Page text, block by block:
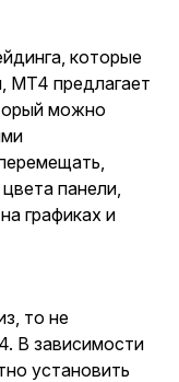
которые
MT4 предлагает
можно
панели,
графиках и
то не
В зависимости
установить